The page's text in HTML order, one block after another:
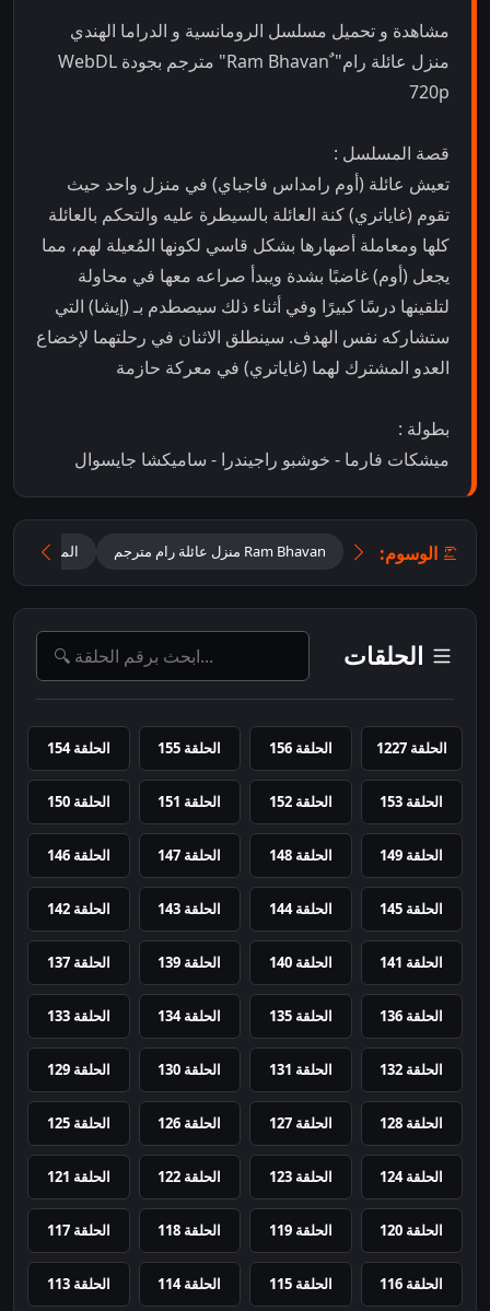
مشاهدة و تحميل مسلسل الرومانسية و الدراما الهندي
منزل عائلة رام" ٌRam Bhavan" مترجم بجودة WebDL
720p
قصة المسلسل :
تعيش عائلة (أوم رامداس فاجباي) في منزل واحد حيث
تقوم (غاياتري) كنة العائلة بالسيطرة عليه والتحكم بالعائلة
كلها ومعاملة أصهارها بشكل قاسي لكونها المُعيلة لهم، مما
يجعل (أوم) غاضبًا بشدة ويبدأ صراعه معها في محاولة
لتلقينها درسًا كبيرًا وفي أثناء ذلك سيصطدم بـ (إيشا) التي
ستشاركه نفس الهدف. سينطلق الاثنان في رحلتهما لإخضاع
العدو المشترك لهما (غاياتري) في معركة حازمة
بطولة :
ميشكات فارما - خوشبو راجيندرا - ساميكشا جايسوال
الوسوم: Ram Bhavan منزل عائلة رام مترجم المسلسل
الحلقات
الحلقة 1227 الحلقة 156 الحلقة 155 الحلقة 154
الحلقة 153 الحلقة 152 الحلقة 151 الحلقة 150
الحلقة 149 الحلقة 148 الحلقة 147 الحلقة 146
الحلقة 145 الحلقة 144 الحلقة 143 الحلقة 142
الحلقة 141 الحلقة 140 الحلقة 139 الحلقة 137
الحلقة 136 الحلقة 135 الحلقة 134 الحلقة 133
الحلقة 132 الحلقة 131 الحلقة 130 الحلقة 129
الحلقة 128 الحلقة 127 الحلقة 126 الحلقة 125
الحلقة 124 الحلقة 123 الحلقة 122 الحلقة 121
الحلقة 120 الحلقة 119 الحلقة 118 الحلقة 117
الحلقة 116 الحلقة 115 الحلقة 114 الحلقة 113